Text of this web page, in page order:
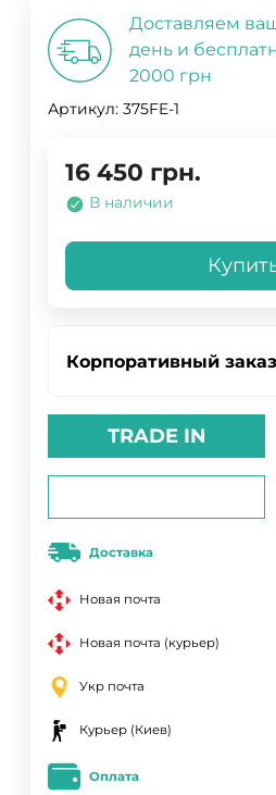
Доставляем
день и
2000 грн
Артикул: 375FE-1
16 450 грн.
В наличии
Корпоративный заказ
TRADE IN
Доставка
Новая почта
Новая почта (курьер)
Укр почта
Курьер (Киев)
Оплата